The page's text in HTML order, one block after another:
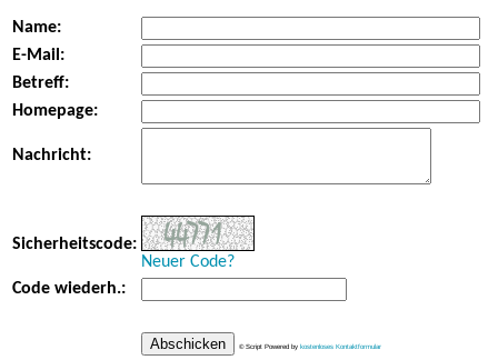
Name:
E-Mail:
Betreff:
Homepage:
Nachricht:
Sicherheitscode:
Neuer Code?
Code wiederh.:
© Script Powered by kostenloses Kontaktformular